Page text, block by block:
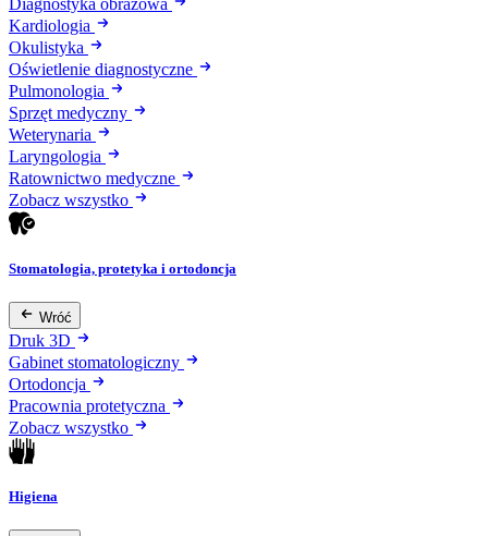
Kardiologia
Okulistyka
Oświetlenie diagnostyczne
Pulmonologia
Sprzęt medyczny
Weterynaria
Laryngologia
Ratownictwo medyczne
Zobacz wszystko
Stomatologia, protetyka i ortodoncja
Wróć
Druk 3D
Gabinet stomatologiczny
Ortodoncja
Pracownia protetyczna
Zobacz wszystko
Higiena